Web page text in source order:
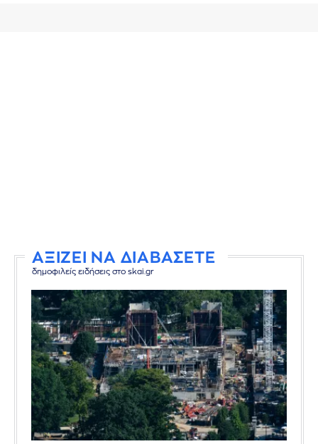
ΑΞΙΖΕΙ ΝΑ ΔΙΑΒΑΣΕΤΕ
δημοφιλείς ειδήσεις στο skai.gr